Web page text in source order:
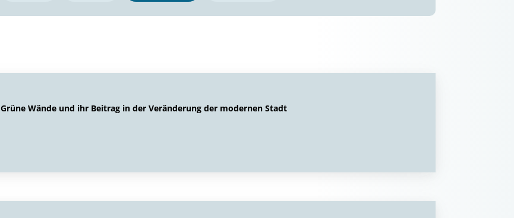
Grüne Wände und ihr Beitrag in der Veränderung der modernen Stadt